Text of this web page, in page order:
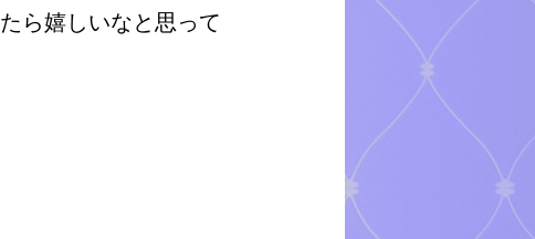
ら嬉しいなと思って